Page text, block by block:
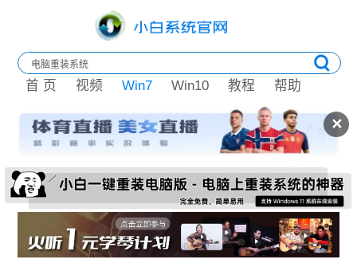
✕
首 页 视频 Win7 Win10 教程 帮助